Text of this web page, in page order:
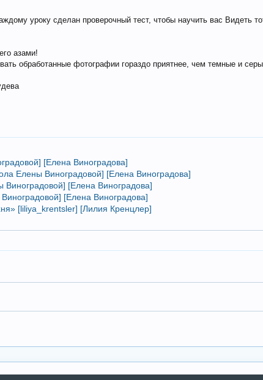
уроку сделан проверочный тест, чтобы научить вас Видеть
азами!
обработанные фотографии гораздо приятнее, чем темные и
[Елена Виноградова]
Елены Виноградовой] [Елена Виноградова]
[Елена Виноградова]
[Елена Виноградова]
[liliya_krentsler] [Лилия Кренцлер]